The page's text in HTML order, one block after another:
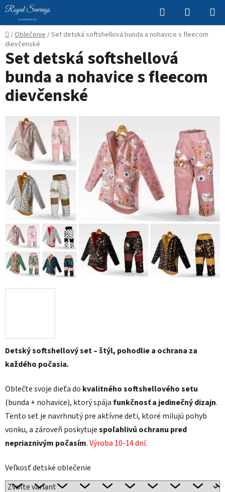
Prejsť
na
obsah
Hľadať
KOŠÍK
Domov
/Oblečenie/Set detská softshellová bunda a nohavice s fleecom
dievčenské
Detský softshellový set – štýl, pohodlie a ochrana za
každého počasia.
Oblečte svoje dieťa do kvalitného softshellového setu
(bunda + nohavice), ktorý spájafunkčnosť a jedinečný dizajn.
Tento set je navrhnutý pre aktívne deti, ktoré milujú pohyb
vonku, a zároveň poskytujespoľahlivú ochranu pred
nepriaznivým počasím.Výroba 10-14 dní.
Veľkosť detské oblečenie
Set detská softshellová
bunda a nohavice s fleecom
dievčenské